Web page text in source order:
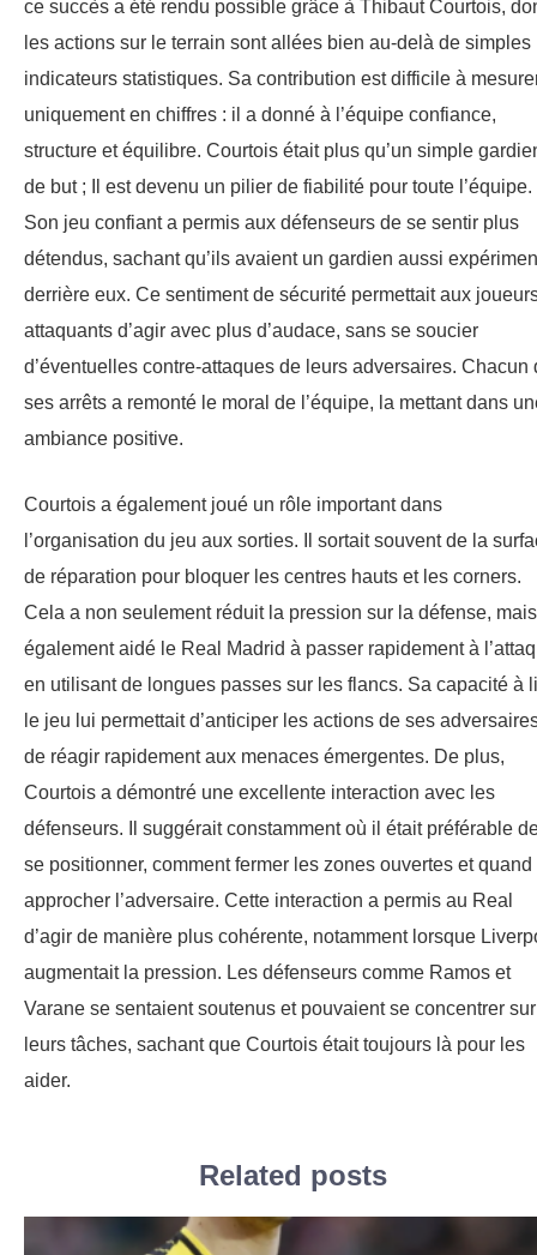
ce succès a été rendu possible grâce à Thibaut Courtois,
les actions sur le terrain sont allées bien au-delà de simples
indicateurs statistiques. Sa contribution est difficile à
uniquement en chiffres : il a donné à l’équipe confiance,
structure et équilibre. Courtois était plus qu’un simple
de but ; Il est devenu un pilier de fiabilité pour toute l’équipe.
Son jeu confiant a permis aux défenseurs de se sentir plus
détendus, sachant qu’ils avaient un gardien aussi
derrière eux. Ce sentiment de sécurité permettait aux
attaquants d’agir avec plus d’audace, sans se soucier
d’éventuelles contre-attaques de leurs adversaires. Chacun
ses arrêts a remonté le moral de l’équipe, la mettant dans
ambiance positive.
Courtois a également joué un rôle important dans
l’organisation du jeu aux sorties. Il sortait souvent de la
de réparation pour bloquer les centres hauts et les corners.
Cela a non seulement réduit la pression sur la défense,
également aidé le Real Madrid à passer rapidement à
en utilisant de longues passes sur les flancs. Sa capacité à
le jeu lui permettait d’anticiper les actions de ses
de réagir rapidement aux menaces émergentes. De plus,
Courtois a démontré une excellente interaction avec les
défenseurs. Il suggérait constamment où il était préférable
se positionner, comment fermer les zones ouvertes et quand
approcher l’adversaire. Cette interaction a permis au Real
d’agir de manière plus cohérente, notamment lorsque
augmentait la pression. Les défenseurs comme Ramos et
Varane se sentaient soutenus et pouvaient se concentrer sur
leurs tâches, sachant que Courtois était toujours là pour les
aider.
Related posts